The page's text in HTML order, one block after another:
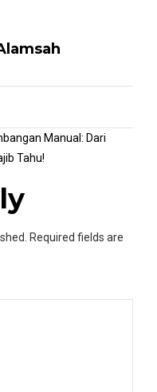
Manual: Dari
Tahu!
Required fields are